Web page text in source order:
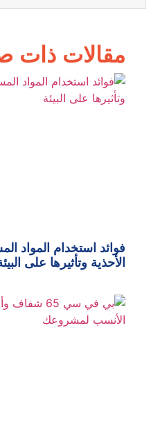
مقالات ذات
فوائد استخدام المواد
الأحذية وتأثيرها على